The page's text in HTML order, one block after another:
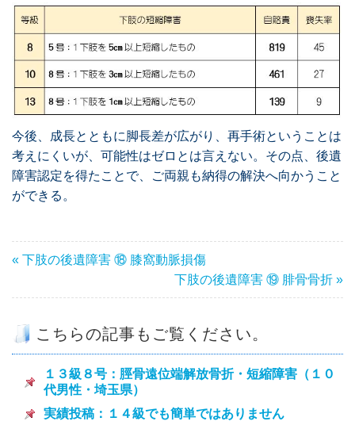
今後、成長とともに脚長差が広がり、再手術ということは
考えにくいが、可能性はゼロとは言えない。その点、後遺
障害認定を得たことで、ご両親も納得の解決へ向かうこと
ができる。
« 下肢の後遺障害 ⑱ 膝窩動脈損傷
下肢の後遺障害 ⑲ 腓骨骨折 »
こちらの記事もご覧ください。
１３級８号：脛骨遠位端解放骨折・短縮障害（１０
代男性・埼玉県）
実績投稿：１４級でも簡単ではありません